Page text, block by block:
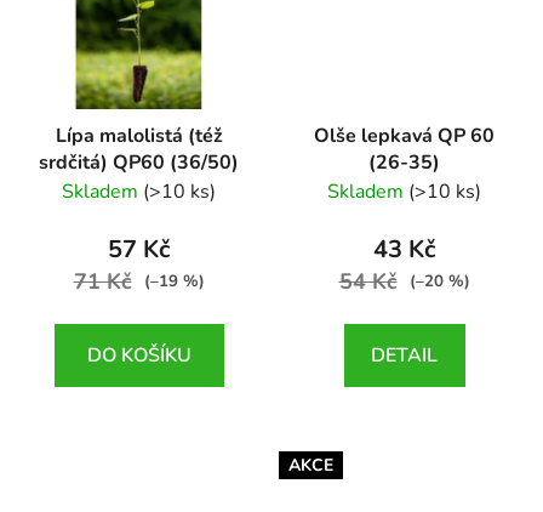
Lípa malolistá (též
srdčitá) QP60 (36/50)
Tilia cordata
Skladem (>10 ks)
57 Kč
71 Kč (–19 %)
DO KOŠÍKU
Olše lepkavá QP 60
(26-35)
Alnus glutinosa
Skladem (>10 ks)
43 Kč
54 Kč (–20 %)
DETAIL
AKCE